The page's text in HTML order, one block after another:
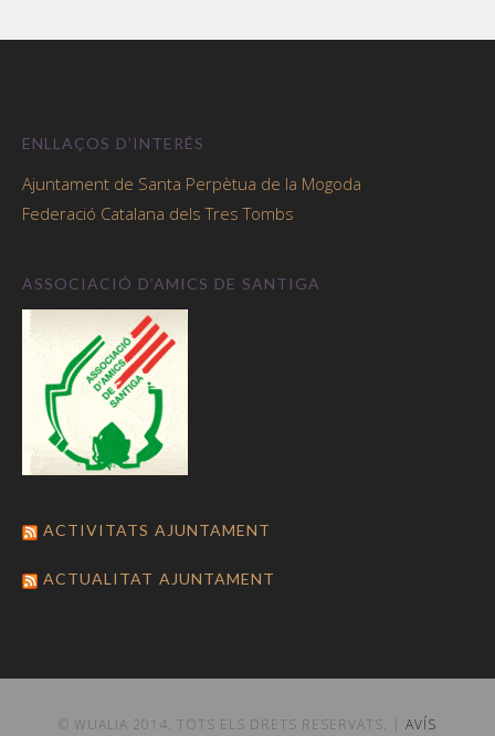
ENLLAÇOS D’INTERÉS
Ajuntament de Santa Perpètua de la Mogoda
Federació Catalana dels Tres Tombs
ASSOCIACIÓ D’AMICS DE SANTIGA
ACTIVITATS AJUNTAMENT
ACTUALITAT AJUNTAMENT
© WUALIA 2014. TOTS ELS DRETS RESERVATS. | AVÍS